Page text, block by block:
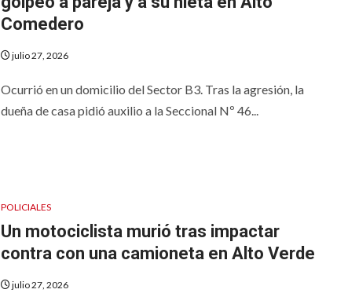
Comedero
julio 27, 2026
Ocurrió en un domicilio del Sector B3. Tras la agresión, la
dueña de casa pidió auxilio a la Seccional Nº 46...
POLICIALES
Un motociclista murió tras impactar
contra con una camioneta en Alto Verde
julio 27, 2026